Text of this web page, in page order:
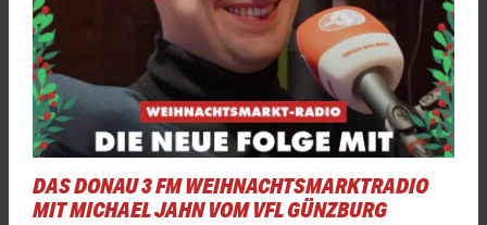
DAS DONAU 3 FM WEIHNACHTSMARKTRADIO
MIT MICHAEL JAHN VOM VFL GÜNZBURG